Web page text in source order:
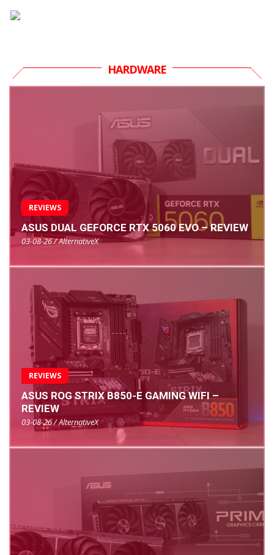
HARDWARE
REVIEWS
ASUS DUAL GEFORCE RTX 5060 EVO – REVIEW
03-08-26 / AlternativeX
REVIEWS
ASUS ROG STRIX B850-E GAMING WIFI –
REVIEW
03-08-26 / AlternativeX